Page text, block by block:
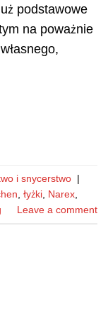
podstawowe
na poważnie
i snycerstwo |
łyżki Narex
Leave a comment